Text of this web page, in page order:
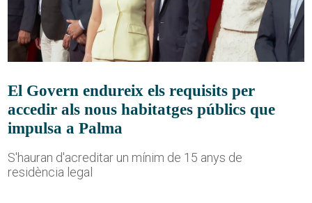
El Govern endureix els requisits per
accedir als nous habitatges públics que
impulsa a Palma
S'hauran d'acreditar un mínim de 15 anys de
residència legal